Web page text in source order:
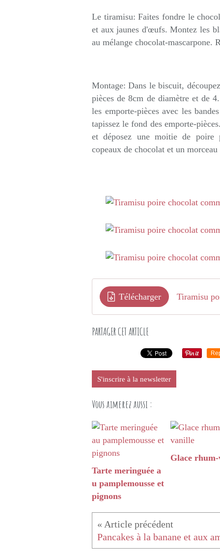
Le tiramisu: Faites fondre le
et aux jaunes d'œufs. Montez les
au mélange chocolat-mascarpone.
Montage: Dans le biscuit,
pièces de 8cm de diamètre et de
les emporte-pièces avec les
tapissez le fond des emporte-
et déposez une moitie de poire
copeaux de chocolat et un
Télécharger Tiramisu
PARTAGER CET ARTICLE
S'inscrire à la newsletter
Vous aimerez aussi :
Tarte meringuée a
u pamplemousse et
pignons
Glace